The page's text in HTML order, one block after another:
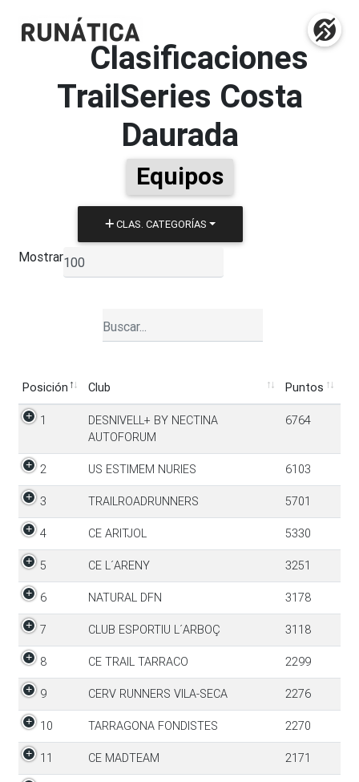
Clasificaciones
TrailSeries Costa
Daurada
Equipos
CLAS. CATEGORÍAS
Mostrar
Posición Club
Puntos
Posición
Club Puntos
1
DESNIVELL+ BY NECTINA
AUTOFORUM
6764
2 US ESTIMEM NURIES 6103
3 TRAILROADRUNNERS 5701
4 CE ARITJOL 5330
5 CE L´ARENY 3251
6 NATURAL DFN 3178
7 CLUB ESPORTIU L´ARBOÇ 3118
8 CE TRAIL TARRACO 2299
9 CERV RUNNERS VILA-SECA 2276
10 TARRAGONA FONDISTES 2270
11 CE MADTEAM 2171